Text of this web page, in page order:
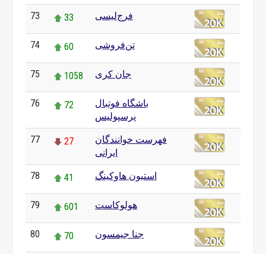
73 33 فرج‌لیسی
74 60 تن‌فروشی
75 1058 جان کری
76 72
باشگاه فوتبال
پرسپولیس
77 27
فهرست خوانندگان
ایرانی
78 41 استیون هاوکینگ
79 601 هولوکاست
80 70 جنا جیمسون